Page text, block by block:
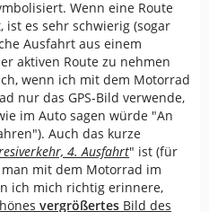
Wenn eine Route
es sehr schwierig (sogar
Ausfahrt aus einem
aktiven Route zu nehmen
wenn ich mit dem Motorrad
nur das GPS-Bild verwende,
im Auto sagen würde "An
Auch das kurze
4. Ausfahrt" ist (für
mit dem Motorrad im
ich mich richtig erinnere,
vergrößertes Bild des